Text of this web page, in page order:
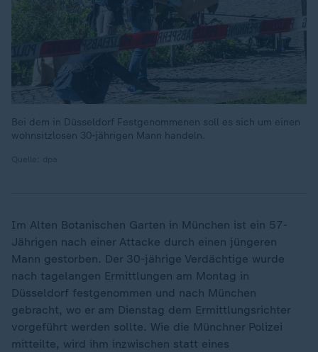
Bei dem in Düsseldorf Festgenommenen soll es sich um einen
wohnsitzlosen 30-jährigen Mann handeln.
Im Alten Botanischen Garten in München ist ein 57-
Jährigen nach einer Attacke durch einen jüngeren
Mann gestorben. Der 30-jährige Verdächtige wurde
nach tagelangen Ermittlungen am Montag in
Düsseldorf festgenommen und nach München
gebracht, wo er am Dienstag dem Ermittlungsrichter
vorgeführt werden sollte. Wie die Münchner Polizei
mitteilte, wird ihm inzwischen statt eines